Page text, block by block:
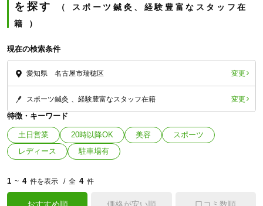
を探す
スポーツ鍼灸、経験豊富なスタッフ在
籍
現在の検索条件
愛知県 名古屋市瑞穂区 変更
スポーツ鍼灸 経験豊富なスタッフ在籍 変更
特徴・キーワード
土日営業 20時以降OK 美容
スポーツ
レディース
駐車場有
1 ~ 4 件を表示 全 4 件
「健康にはりを見た」